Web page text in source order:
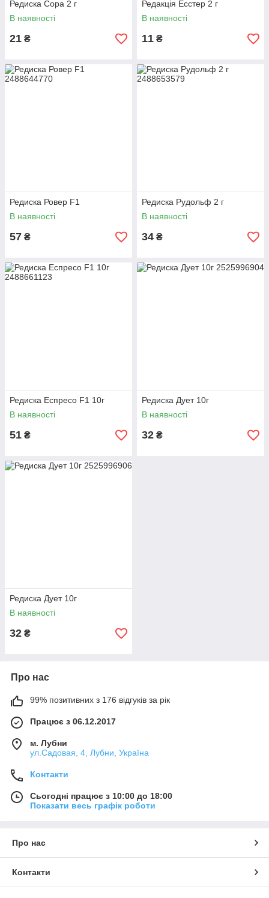
Редиска Сора 2 г
В наявності
21 ₴
Редакція Есстер 2 г
В наявності
11 ₴
Редиска Ровер F1
В наявності
57 ₴
Редиска Рудольф 2 г
В наявності
34 ₴
Редиска Еспресо F1 10г
В наявності
51 ₴
Редиска Дует 10г
В наявності
32 ₴
Редиска Дует 10г
В наявності
32 ₴
Про нас
99% позитивних з 176 відгуків за рік
Працює з 06.12.2017
м. Лубни
ул.Садовая, 4, Лубни, Україна
Контакти
Сьогодні працює з 10:00 до 18:00
Показати весь графік роботи
Про нас
Контакти